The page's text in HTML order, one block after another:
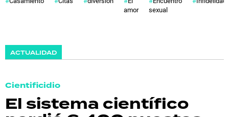
amor
sexual
ACTUALIDAD
Cientificidio
El sistema científico